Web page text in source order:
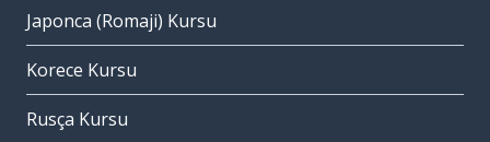
Japonca (Romaji) Kursu
Korece Kursu
Rusça Kursu